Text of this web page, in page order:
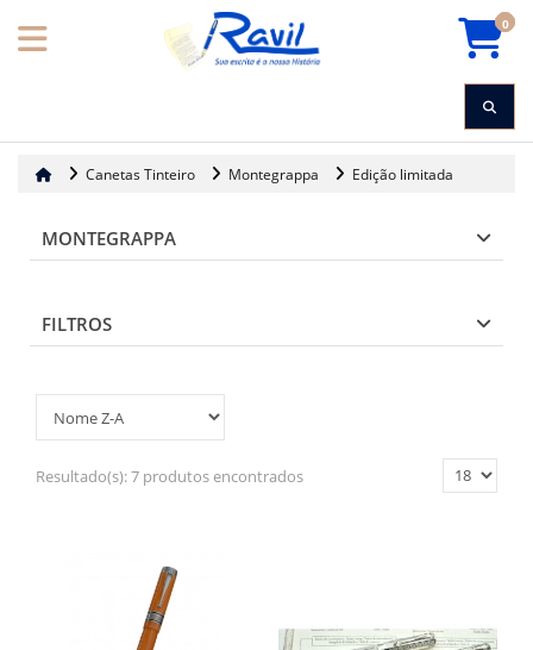
0
Canetas Tinteiro Montegrappa Edição limitada
MONTEGRAPPA
FILTROS
Resultado(s):7 produtos encontrados